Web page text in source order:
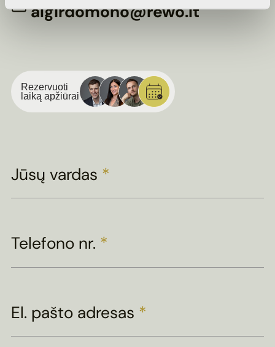
algirdomono@rewo.lt
Rezervuoti
laiką apžiūrai
Jūsų vardas *
Telefono nr. *
El. pašto adresas *